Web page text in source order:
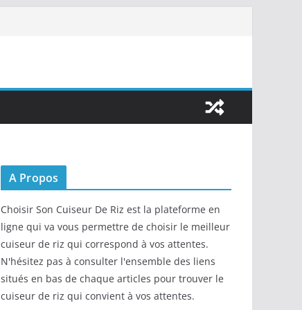
A Propos
Choisir Son Cuiseur De Riz est la plateforme en
ligne qui va vous permettre de choisir le meilleur
cuiseur de riz qui correspond à vos attentes.
N'hésitez pas à consulter l'ensemble des liens
situés en bas de chaque articles pour trouver le
cuiseur de riz qui convient à vos attentes.